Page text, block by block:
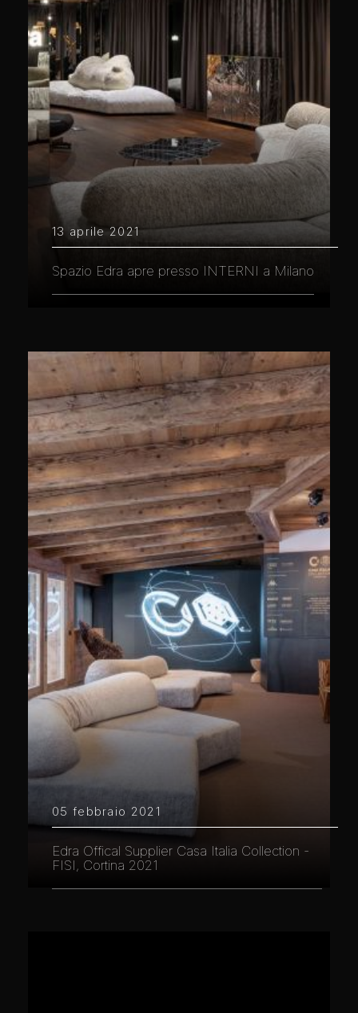
13 aprile 2021
Spazio Edra apre presso INTERNI a Milano
05 febbraio 2021
Edra Offical Supplier Casa Italia Collection -
FISI, Cortina 2021